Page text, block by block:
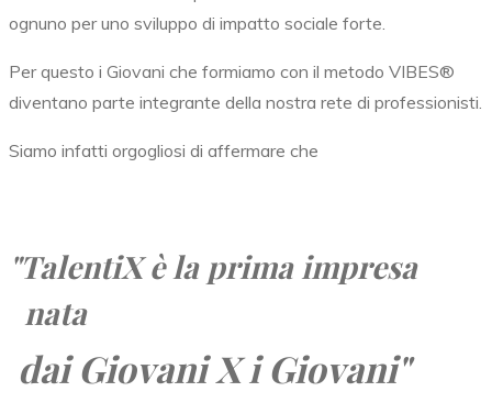
ognuno per uno sviluppo di impatto sociale forte.
Per questo i Giovani che formiamo con il metodo VIBES®
diventano parte integrante della nostra rete di professionisti.
Siamo infatti orgogliosi di affermare che
"TalentiXè la prima impresa
nata
dai Giovani X i Giovani"